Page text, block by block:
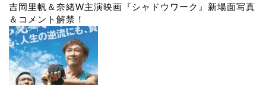
吉岡里帆＆奈緒W主演映画『シャドウワーク』新場面写真
＆コメント解禁！